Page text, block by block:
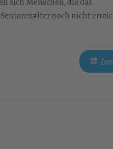
noch nicht